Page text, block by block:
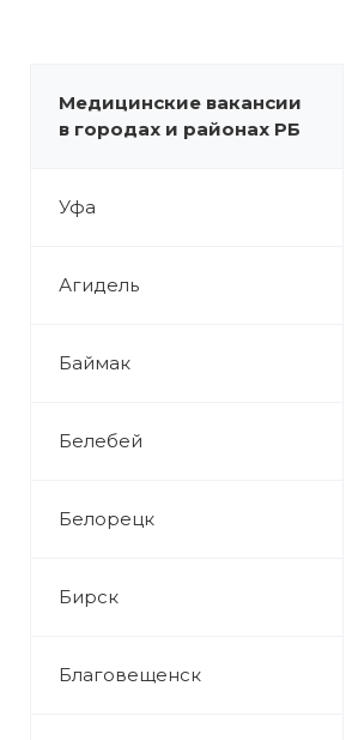
Медицинские вакансии
в городах и районах РБ
Уфа
Агидель
Баймак
Белебей
Белорецк
Бирск
Благовещенск